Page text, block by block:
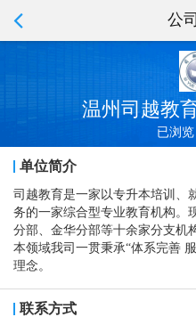
公
温州司越教
已浏
单位简介
司越教育是一家以专升本培训、
务的一家综合型专业教育机构。
分部、金华分部等十余家分支机
本领域我司一贯秉承“体系完善
理念。
联系方式